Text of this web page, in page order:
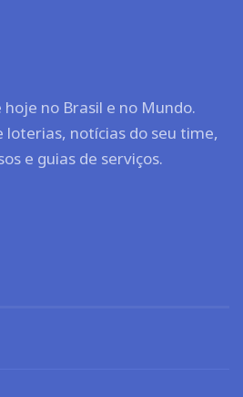
no Brasil e no Mundo.
loterias, notícias do seu time,
e guias de serviços.